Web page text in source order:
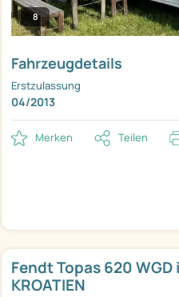
8
Fahrzeugdetails
Erstzulassung
04/2013
Merken Teilen
Fendt Topas 620 WGD
KROATIEN